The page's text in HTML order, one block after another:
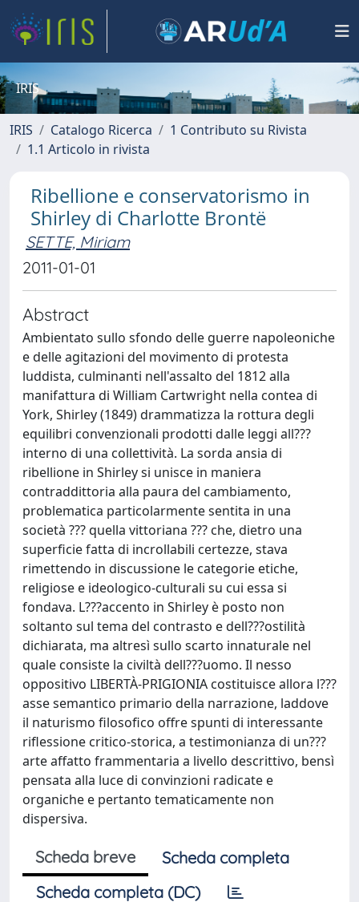
IRIS
IRIS Catalogo Ricerca
1 Contributo su Rivista
1.1 Articolo in rivista
Ribellione e conservatorismo in
Shirley di Charlotte Brontë
SETTE, Miriam
2011-01-01
Abstract
Ambientato sullo sfondo delle guerre napoleoniche
e delle agitazioni del movimento di protesta
luddista, culminanti nell'assalto del 1812 alla
manifattura di William Cartwright nella contea di
York, Shirley (1849) drammatizza la rottura degli
equilibri convenzionali prodotti dalle leggi all???
interno di una collettività. La sorda ansia di
ribellione in Shirley si unisce in maniera
contraddittoria alla paura del cambiamento,
problematica particolarmente sentita in una
società ??? quella vittoriana ??? che, dietro una
superficie fatta di incrollabili certezze, stava
rimettendo in discussione le categorie etiche,
religiose e ideologico-culturali su cui essa si
fondava. L???accento in Shirley è posto non
soltanto sul tema del contrasto e dell???ostilità
dichiarata, ma altresì sullo scarto innaturale nel
quale consiste la civiltà dell???uomo. Il nesso
oppositivo LIBERTÀ-PRIGIONIA costituisce allora l???
asse semantico primario della narrazione, laddove
il naturismo filosofico offre spunti di interessante
riflessione critico-storica, a testimonianza di un???
arte affatto frammentaria a livello descrittivo, bensì
pensata alla luce di convinzioni radicate e
organiche e pertanto tematicamente non
dispersiva.
Scheda breve
Scheda completa
Scheda completa (DC)